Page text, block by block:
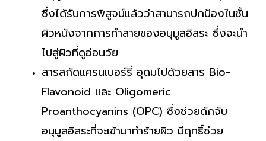
ซึ่งได้รับการพิสูจน์แล้วว่าสามารถปกป้องในชั้น
ผิวหนังจากการทำลายของอนุมูลอิสระ ซึ่งจะนำ
ไปสู่ผิวที่ดูอ่อนวัย
สารสกัดแครนเบอร์รี่ อุดมไปด้วยสาร Bio-
Flavonoid และ Oligomeric
Proanthocyanins (OPC) ซึ่งช่วยดักจับ
อนุมูลอิสระที่จะเข้ามาทำร้ายผิว มีฤทธิ์ช่วย